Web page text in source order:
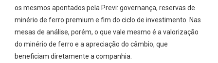
os mesmos apontados pela Previ: governança, reservas de
minério de ferro premium e fim do ciclo de investimento. Nas
mesas de análise, porém, o que vale mesmo é a valorização
do minério de ferro e a apreciação do câmbio, que
beneficiam diretamente a companhia.